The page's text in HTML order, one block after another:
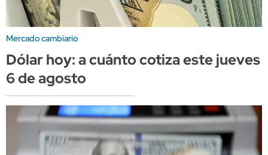
Mercado cambiario
Dólar hoy: a cuánto cotiza este jueves
6 de agosto